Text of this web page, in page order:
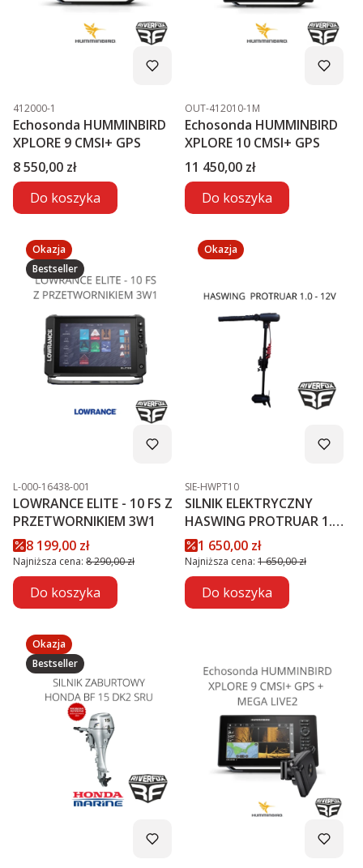
Kod produktu
412000-1
Echosonda HUMMINBIRD
XPLORE 9 CMSI+ GPS
Cena
8 550,00 zł
Do koszyka
Kod produktu
OUT-412010-1M
Echosonda HUMMINBIRD
XPLORE 10 CMSI+ GPS
Cena
11 450,00 zł
Do koszyka
Okazja
Bestseller
Kod produktu
L-000-16438-001
LOWRANCE ELITE - 10 FS Z
PRZETWORNIKIEM 3W1
Cena promocyjna
8 199,00 zł
Najniższa cena: 8 290,00 zł
Do koszyka
Okazja
Kod produktu
SIE-HWPT10
SILNIK ELEKTRYCZNY
HASWING PROTRUAR 1.0 -
12VCena promocyjna
1 650,00 zł
Najniższa cena: 1 650,00 zł
Do koszyka
Okazja
Bestseller